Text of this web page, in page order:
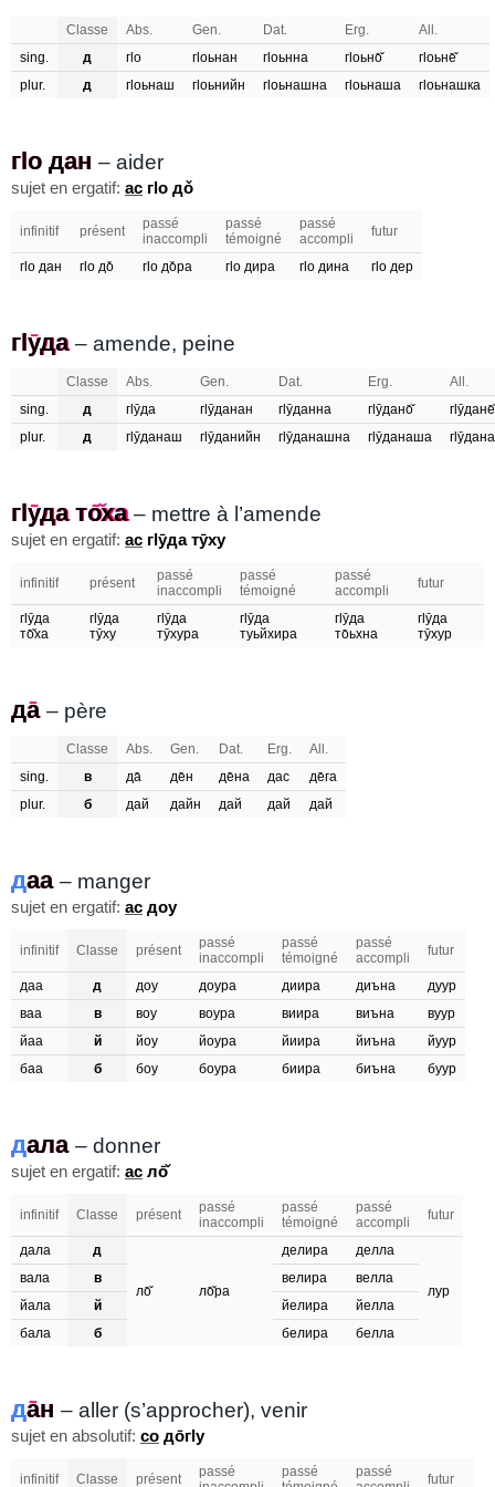
Classe Abs. Gen. Dat. Erg.
All.
sing.
д гӏо гӏоьнан гӏоьнна гӏоьно̄̌
гӏоьне̄̌
plur.
д гӏоьнаш гӏоьнийн гӏоьнашна гӏоьнаша гӏоьнашка
гӏо дан
гӏо дан – aider
sujet en ergatif: ас гӏo до̌
infinitif présent
passé
inaccompli
passé
témoigné
passé
accompli
futur
гӏо дан гӏo до̌ гӏo до̌ра гӏo дира гӏo дина гӏo дер
гӏӯда
гӏуда– amende, peine
Classe Abs. Gen. Dat. Erg.
All.
sing.
д гӏӯда гӏӯданан гӏӯданна гӏӯдано̄̌
гӏӯдане̄̌
plur.
д гӏӯданаш гӏӯданийн гӏӯданашна гӏӯданаша
гӏӯда то̄̌ха
гӏуда тоха– mettre à l’amende
sujet en ergatif: ас гӏӯда тӯху
infinitif présent
passé
inaccompli
passé
témoigné
passé
accompli
futur
гӏӯда
то̄̌ха
гӏӯда
тӯху
гӏӯда
тӯхура
гӏӯда
туьйхира
гӏӯда
то̄ьхна
гӏӯда
тӯхур
да̄
да – père
Classe Abs. Gen. Dat. Erg.
All.
sing.
в да̄ де̄н де̄на дас
де̄га
plur.
б дай дайн дай дай дай
даа
даа – manger
sujet en ergatif: ас доу
infinitif Classe présent
passé
inaccompli
passé
témoigné
passé
accompli
futur
даа д доу доура диира диъна
дуур
ваа
в воу воура виира виъна
вуур
йаа
й йоу йоура йиира йиъна
йуур
баа
б боу боура биира биъна буур
дала
дала – donner
sujet en ergatif: ас ло̄̌
infinitif Classe présent
passé
inaccompli
passé
témoigné
passé
accompli
futur
дала д
ло̄̌ ло̄̌ра
делира делла
лур
вала в велира
велла
йала
й йелира
йелла
бала
б белира белла
да̄н
дан – aller (s’approcher), venir
sujet en absolutif: со до̄гӏу
infinitif Classe présent
passé
passé
passé
futur